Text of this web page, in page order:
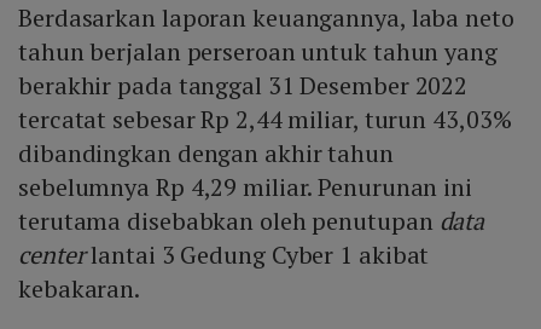
Berdasarkan laporan keuangannya, laba neto
tahun berjalan perseroan untuk tahun yang
berakhir pada tanggal 31 Desember 2022
tercatat sebesar Rp 2,44 miliar, turun 43,03%
dibandingkan dengan akhir tahun
sebelumnya Rp 4,29 miliar. Penurunan ini
terutama disebabkan oleh penutupan data
centerlantai 3 Gedung Cyber 1 akibat
kebakaran.